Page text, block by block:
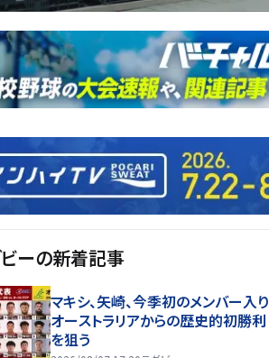
ーの新着記事
マキシ、矢崎、今季初のメンバー入り
オーストラリアからの歴史的初勝利
を狙う